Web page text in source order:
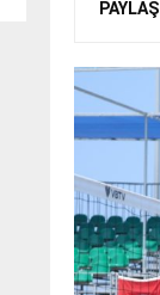
PAYLAŞ